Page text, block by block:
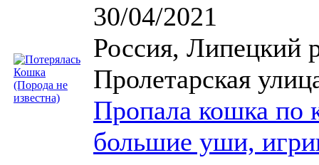
30/04/2021
Россия, Липецкий
Пролетарская
Пропала кошка по
большие уши,